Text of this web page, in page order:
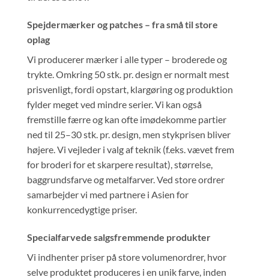
Spejdermærker og patches – fra små til store
oplag
Vi producerer mærker i alle typer – broderede og
trykte. Omkring 50 stk. pr. design er normalt mest
prisvenligt, fordi opstart, klargøring og produktion
fylder meget ved mindre serier. Vi kan også
fremstille færre og kan ofte imødekomme partier
ned til 25–30 stk. pr. design, men stykprisen bliver
højere. Vi vejleder i valg af teknik (f.eks. vævet frem
for broderi for et skarpere resultat), størrelse,
baggrundsfarve og metalfarver. Ved store ordrer
samarbejder vi med partnere i Asien for
konkurrencedygtige priser.
Specialfarvede salgsfremmende produkter
Vi indhenter priser på store volumenordrer, hvor
selve produktet produceres i en unik farve, inden